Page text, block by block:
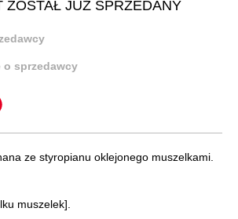
ZOSTAŁ JUŻ SPRZEDANY
sprzedawcy
ze styropianu oklejonego muszelkami.
muszelek].